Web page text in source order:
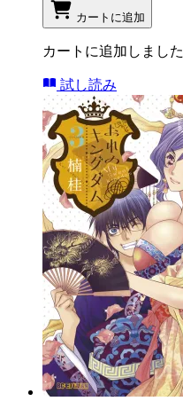
カートに追加
カートに追加しました
試し読み